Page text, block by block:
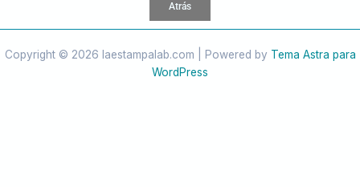
Atrás
Copyright © 2026 laestampalab.com | Powered by Tema Astra para
WordPress